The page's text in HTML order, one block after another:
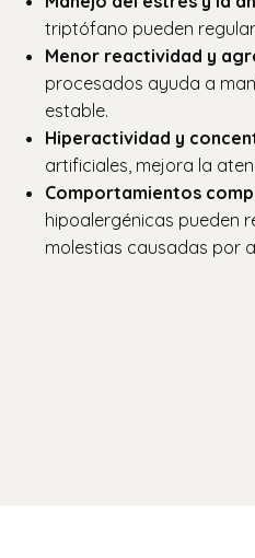
triptófano pueden
Menor reactividad y
procesados ayuda a
estable.
Hiperactividad y
artificiales, mejora la
Comportamientos
hipoalergénicas pueden
molestias causadas por